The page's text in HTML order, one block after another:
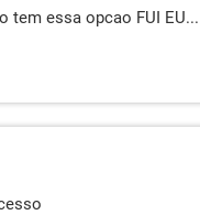
tem essa opcao FUI EU...